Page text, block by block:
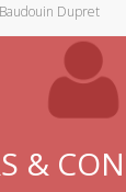
Baudouin Dupret
&